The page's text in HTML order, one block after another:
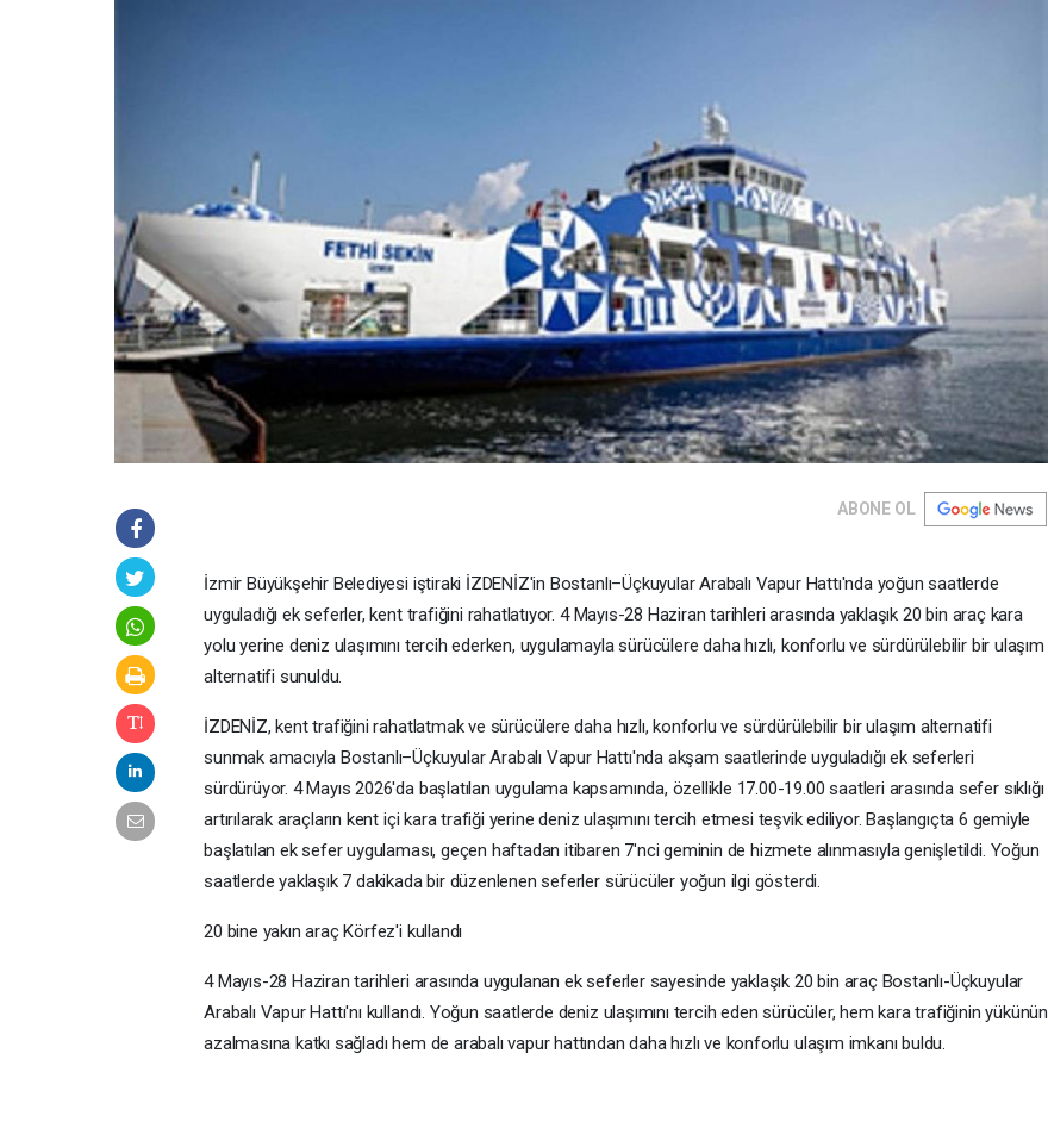
ABONE OL
İzmir Büyükşehir Belediyesi iştiraki İZDENİZ'in Bostanlı–Üçkuyular Arabalı Vapur Hattı'nda yoğun saatlerde
uyguladığı ek seferler, kent trafiğini rahatlatıyor. 4 Mayıs-28 Haziran tarihleri arasında yaklaşık 20 bin araç kara
yolu yerine deniz ulaşımını tercih ederken, uygulamayla sürücülere daha hızlı, konforlu ve sürdürülebilir bir ulaşım
alternatifi sunuldu.
İZDENİZ, kent trafiğini rahatlatmak ve sürücülere daha hızlı, konforlu ve sürdürülebilir bir ulaşım alternatifi
sunmak amacıyla Bostanlı–Üçkuyular Arabalı Vapur Hattı'nda akşam saatlerinde uyguladığı ek seferleri
sürdürüyor. 4 Mayıs 2026'da başlatılan uygulama kapsamında, özellikle 17.00-19.00 saatleri arasında sefer sıklığı
artırılarak araçların kent içi kara trafiği yerine deniz ulaşımını tercih etmesi teşvik ediliyor. Başlangıçta 6 gemiyle
başlatılan ek sefer uygulaması, geçen haftadan itibaren 7'nci geminin de hizmete alınmasıyla genişletildi. Yoğun
saatlerde yaklaşık 7 dakikada bir düzenlenen seferler sürücüler yoğun ilgi gösterdi.
20 bine yakın araç Körfez'i kullandı
4 Mayıs-28 Haziran tarihleri arasında uygulanan ek seferler sayesinde yaklaşık 20 bin araç Bostanlı-Üçkuyular
Arabalı Vapur Hattı'nı kullandı. Yoğun saatlerde deniz ulaşımını tercih eden sürücüler, hem kara trafiğinin yükünün
azalmasına katkı sağladı hem de arabalı vapur hattından daha hızlı ve konforlu ulaşım imkanı buldu.